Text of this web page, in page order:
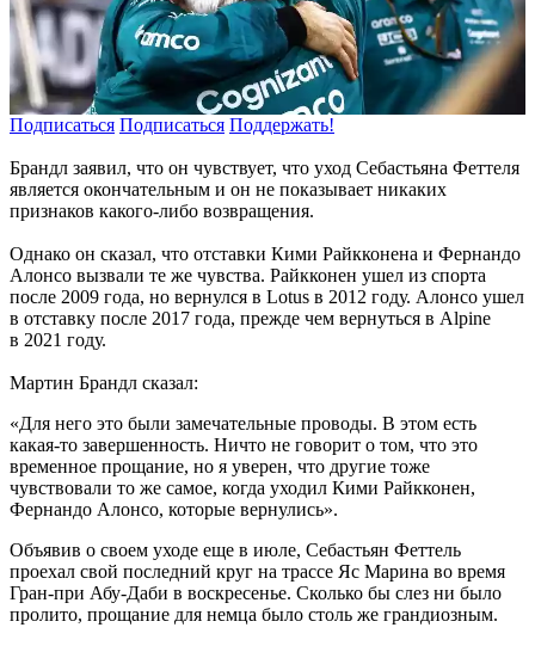
Подписаться Подписаться Поддержать!
Брандл заявил, что он чувствует, что уход Себастьяна Феттеля
является окончательным и он не показывает никаких
признаков какого-либо возвращения.
Однако он сказал, что отставки Кими Райкконена и Фернандо
Алонсо вызвали те же чувства. Райкконен ушел из спорта
после 2009 года, но вернулся в Lotus в 2012 году. Алонсо ушел
в отставку после 2017 года, прежде чем вернуться в Alpine
в 2021 году.
Мартин Брандл сказал:
«Для него это были замечательные проводы. В этом есть
какая-то завершенность. Ничто не говорит о том, что это
временное прощание, но я уверен, что другие тоже
чувствовали то же самое, когда уходил Кими Райкконен,
Фернандо Алонсо, которые вернулись».
Объявив о своем уходе еще в июле, Себастьян Феттель
проехал свой последний круг на трассе Яс Марина во время
Гран-при Абу-Даби в воскресенье. Сколько бы слез ни было
пролито, прощание для немца было столь же грандиозным.